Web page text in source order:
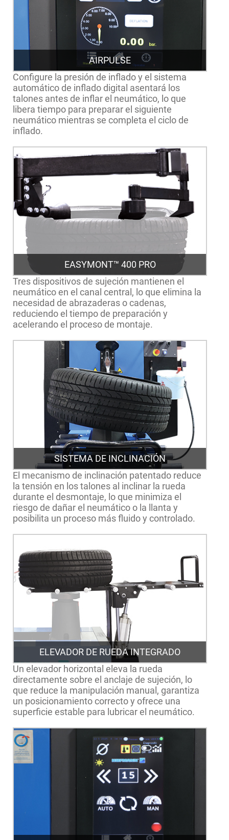
AIRPULSE
Configure la presión de inflado y el sistema
automático de inflado digital asentará los
talones antes de inflar el neumático, lo que
libera tiempo para preparar el siguiente
neumático mientras se completa el ciclo de
inflado.
EASYMONT™ 400 PRO
Tres dispositivos de sujeción mantienen el
neumático en el canal central, lo que elimina la
necesidad de abrazaderas o cadenas,
reduciendo el tiempo de preparación y
acelerando el proceso de montaje.
SISTEMA DE INCLINACIÓN
El mecanismo de inclinación patentado reduce
la tensión en los talones al inclinar la rueda
durante el desmontaje, lo que minimiza el
riesgo de dañar el neumático o la llanta y
posibilita un proceso más fluido y controlado.
ELEVADOR DE RUEDA INTEGRADO
Un elevador horizontal eleva la rueda
directamente sobre el anclaje de sujeción, lo
que reduce la manipulación manual, garantiza
un posicionamiento correcto y ofrece una
superficie estable para lubricar el neumático.